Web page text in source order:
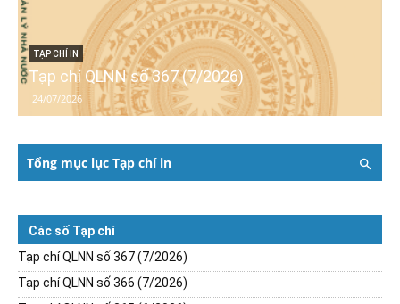
TẠP CHÍ IN
Tạp chí QLNN số 367 (7/2026)
24/07/2026
Tổng mục lục Tạp chí in
Các số Tạp chí
Tạp chí QLNN số 367 (7/2026)
Tạp chí QLNN số 366 (7/2026)